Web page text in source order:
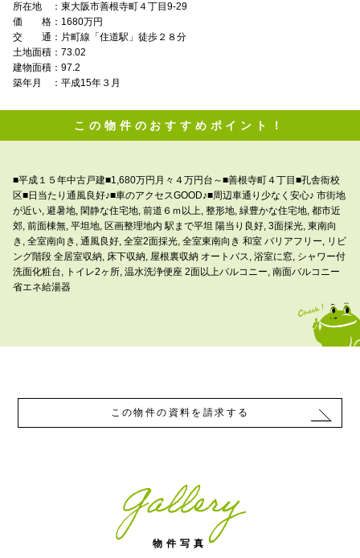
所在地 ：東大阪市善根寺町４丁目9-29
価 格：1680万円
交 通：片町線「住道駅」徒歩２８分
土地面積：73.02
建物面積：97.2
築年月 ：平成15年３月
この物件のおすすめポイント！
■平成１５年中古戸建■1,680万円月々４万円台～■善根寺町４丁目■孔舎衙校
区■日当たり通風良好♪■車のアクセスGOOD♪■周辺車通り少なく安心♪ 市街地
が近い, 避暑地, 閑静な住宅地, 前道６ｍ以上, 整形地, 緑豊かな住宅地, 都市近
郊, 前面棟無, 平坦地, 区画整理地内 駅まで平坦 陽当り良好, 3面採光, 東南向
き, 全室南向き, 通風良好, 全室2面採光, 全室東南向き 和室 バリアフリー, リビ
ング階段 全居室収納, 床下収納, 屋根裏収納 オートバス, 浴室に窓, シャワー付
洗面化粧台, トイレ2ヶ所, 温水洗浄便座 2面以上バルコニー, 南面バルコニー
省エネ給湯器
この物件の資料を請求する
Gallery
物件写真